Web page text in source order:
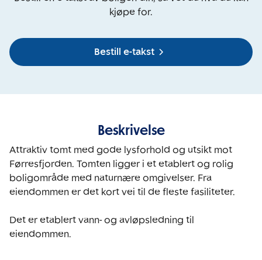
kjøpe for.
Bestill e-takst
Beskrivelse
Attraktiv tomt med gode lysforhold og utsikt mot
Førresfjorden. Tomten ligger i et etablert og rolig
boligområde med naturnære omgivelser. Fra
eiendommen er det kort vei til de fleste fasiliteter.
Det er etablert vann- og avløpsledning til
eiendommen.